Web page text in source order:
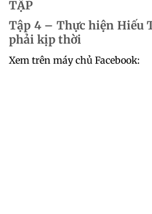
TẬP
Tập 4 – Thực hiện Hiếu
phải kịp thời
Xem trên máy chủ Facebook: